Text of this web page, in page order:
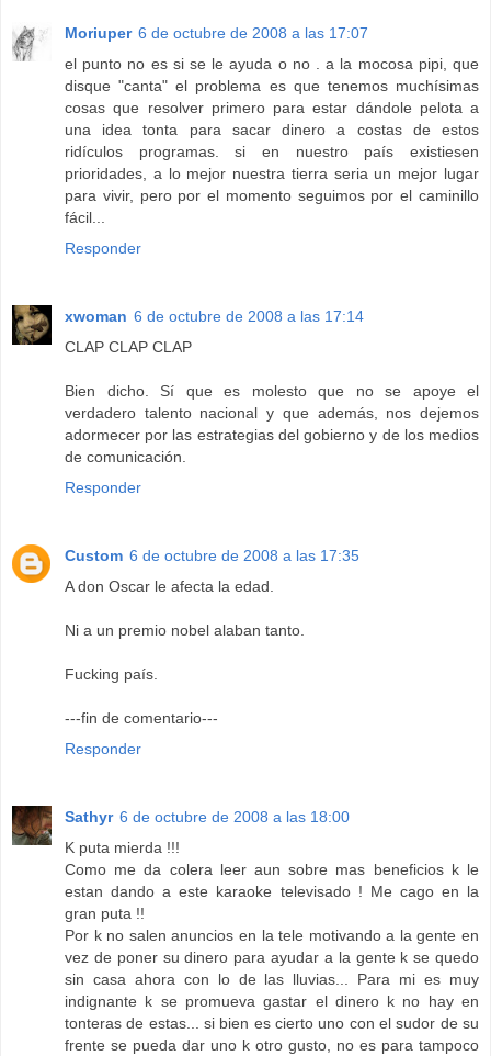
Moriuper 6 de octubre de 2008 a las 17:07
el punto no es si se le ayuda o no . a la mocosa pipi, que
disque "canta" el problema es que tenemos muchísimas
cosas que resolver primero para estar dándole pelota a
una idea tonta para sacar dinero a costas de estos
ridículos programas. si en nuestro país existiesen
prioridades, a lo mejor nuestra tierra seria un mejor lugar
para vivir, pero por el momento seguimos por el caminillo
fácil...
Responder
xwoman 6 de octubre de 2008 a las 17:14
CLAP CLAP CLAP
Bien dicho. Sí que es molesto que no se apoye el
verdadero talento nacional y que además, nos dejemos
adormecer por las estrategias del gobierno y de los medios
de comunicación.
Responder
Custom 6 de octubre de 2008 a las 17:35
A don Oscar le afecta la edad.
Ni a un premio nobel alaban tanto.
Fucking país.
---fin de comentario---
Responder
Sathyr 6 de octubre de 2008 a las 18:00
K puta mierda !!!
Como me da colera leer aun sobre mas beneficios k le
estan dando a este karaoke televisado ! Me cago en la
gran puta !!
Por k no salen anuncios en la tele motivando a la gente en
vez de poner su dinero para ayudar a la gente k se quedo
sin casa ahora con lo de las lluvias... Para mi es muy
indignante k se promueva gastar el dinero k no hay en
tonteras de estas... si bien es cierto uno con el sudor de su
frente se pueda dar uno k otro gusto, no es para tampoco